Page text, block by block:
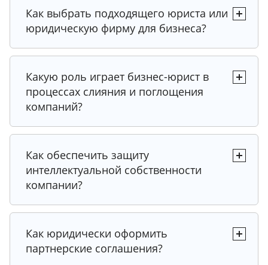
Как выбрать подходящего юриста или
юридическую фирму для бизнеса?
Какую роль играет бизнес-юрист в
процессах слияния и поглощения
компаний?
Как обеспечить защиту
интеллектуальной собственности
компании?
Как юридически оформить
партнерские соглашения?